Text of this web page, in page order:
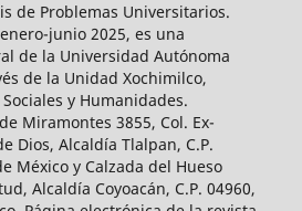
de Problemas Universitarios.
junio 2025, es una
de la Universidad Autónoma
de la Unidad Xochimilco,
y Humanidades.
Miramontes 3855, Col. Ex-
Dios, Alcaldía Tlalpan, C.P.
México y Calzada del Hueso
Alcaldía Coyoacán, C.P. 04960,